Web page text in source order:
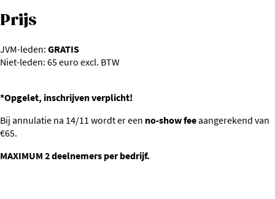
Prijs
JVM-leden: GRATIS
Niet-leden: 65 euro excl. BTW
*Opgelet, inschrijven verplicht!
Bij annulatie na 14/11 wordt er een no-show feeaangerekend van
€65.
MAXIMUM 2 deelnemers per bedrijf.